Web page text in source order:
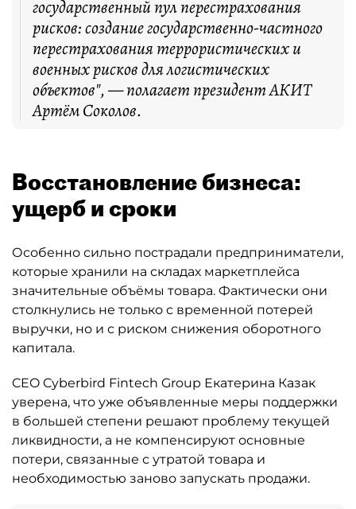
государственный пул перестрахования
рисков: создание государственно-частного
перестрахования террористических и
военных рисков для логистических
объектов", — полагает президент АКИТ
Артём Соколов.
Восстановление бизнеса:
ущерб и сроки
Особенно сильно пострадали предприниматели,
которые хранили на складах маркетплейса
значительные объёмы товара. Фактически они
столкнулись не только с временной потерей
выручки, но и с риском снижения оборотного
капитала.
CEO Cyberbird Fintech Group Екатерина Казак
уверена, что уже объявленные меры поддержки
в большей степени решают проблему текущей
ликвидности, а не компенсируют основные
потери, связанные с утратой товара и
необходимостью заново запускать продажи.